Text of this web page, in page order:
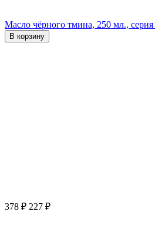
Масло чёрного тмина, 250 мл.,
В корзину
378 ₽ 227 ₽